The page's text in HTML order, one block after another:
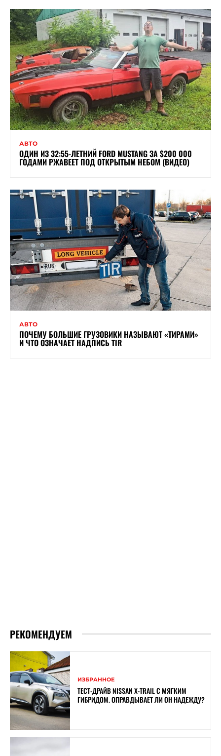
АВТО
ОДИН ИЗ 32:55-ЛЕТНИЙ FORD MUSTANG ЗА $200 000
ГОДАМИ РЖАВЕЕТ ПОД ОТКРЫТЫМ НЕБОМ (ВИДЕО)
АВТО
ПОЧЕМУ БОЛЬШИЕ ГРУЗОВИКИ НАЗЫВАЮТ «ТИРАМИ»
И ЧТО ОЗНАЧАЕТ НАДПИСЬ TIR
РЕКОМЕНДУЕМ
ИЗБРАННОЕ
ТЕСТ-ДРАЙВ NISSAN X-TRAIL С МЯГКИМ
ГИБРИДОМ. ОПРАВДЫВАЕТ ЛИ ОН НАДЕЖДУ?